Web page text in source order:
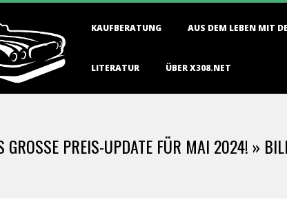
KAUFBERATUNG AUS DEM LEBEN MIT
LITERATUR ÜBER X308.NET
PREIS-UPDATE FÜR MAI 2024! »